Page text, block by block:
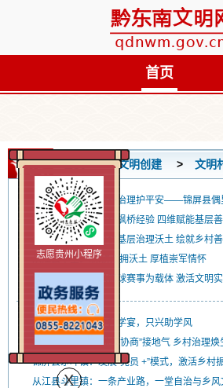
首页
首页 文明创建 文明
党建引领聚合力深耕治理护平安——锦屏县
黎平县洪州镇：深耕枫桥经验 四维赋能基层
黎平县平寨乡：深耕基层治理沃土 绘就乡村
从江县翠里乡:深耕双拥沃土 厚植崇军情怀
锦屏县敦寨镇：以篮球赛事为载体 激活文明
从江这个村，不办升学宴，只兴助学风
黎平县永从镇：“院坝协商”接地气 乡村治理焕
锦屏县茅坪镇：发展“党员 +”模式，激活乡村
从江县斗里镇：一条产业路，一堂自治与乡
志愿贵州小程序